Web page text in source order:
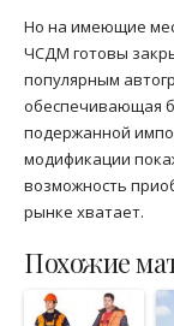
Но на имеющие
ЧСДМ готовы
популярным
обеспечивающая
подержанной
модификации
возможность
рынке хватает.
Похожие